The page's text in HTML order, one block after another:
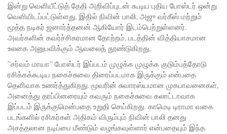
இன்று வெளியீட்டுத் தேதி அறிவிப்புடன் கூடிய புதிய போஸ்டர் ஒன்று
வெளியிடப்பட்டுள்ளது. இதில் நிவின் பாலி, அஜு வர்கீஸ் மற்றும்
மூத்த நடிகர் ஜனார்த்தனன் ஆகியோர் இடம்பெற்றுள்ளனர்.
அவர்களின் கவர்ச்சிகரமான தோற்றம், படத்தின் வித்தியாசமான
உலகை அனுபவிக்கும் ஆவலைத் தூண்டுகிறது.
“சர்வம் மாயா” போஸ்டர் இப்படம் முழுக்க முழுக்க குடும்பத்தோடு
ரசிக்கக்கூடிய நகைச்சுவை திரைப்படமாக இருக்கும் என்பதை
தெளிவாக உணர்த்துகிறது. மூவரின் சுவாரஸ்யமான முகபாவனைகள்,
அனைத்து தரப்பினரையும் கவரும் நகைச்சுவை கலாட்டாவாக
இப்படம் இருக்குமென்பதை உறுதி செய்கிறது. காமெடி டிராமா வகை
படங்களில் ரசிகர்கள் அதிகம் விரும்பும் நிவின் பாலி தனது
அசத்தலான நடிப்பை மீண்டும் வழங்கவுள்ளார் என்பதையும் இந்த